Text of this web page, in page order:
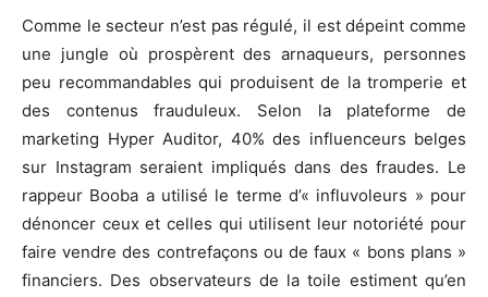
Comme le secteur n’est pas régulé, il est dépeint comme
une jungle où prospèrent des arnaqueurs, personnes
peu recommandables qui produisent de la tromperie et
des contenus frauduleux. Selon la plateforme de
marketing Hyper Auditor, 40% des influenceurs belges
sur Instagram seraient impliqués dans des fraudes. Le
rappeur Booba a utilisé le terme d’« influvoleurs » pour
dénoncer ceux et celles qui utilisent leur notoriété pour
faire vendre des contrefaçons ou de faux « bons plans »
financiers. Des observateurs de la toile estiment qu’en